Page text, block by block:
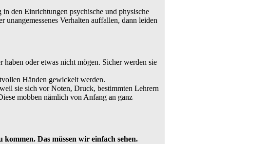
den Einrichtungen psychische und physische
Verhalten auffallen, dann leiden
oder etwas nicht mögen. Sicher werden sie
Händen gewickelt werden.
sie sich vor Noten, Druck, bestimmten Lehrern
mobben nämlich von Anfang an ganz
Das müssen wir einfach sehen.